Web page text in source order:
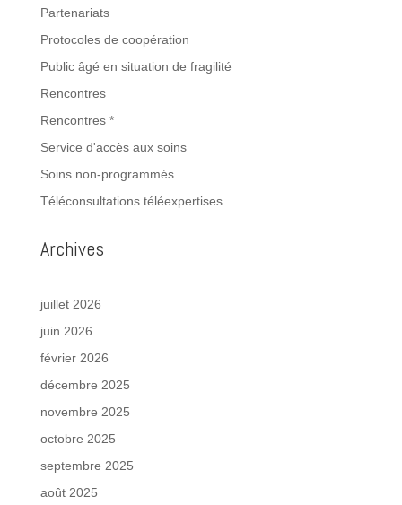
Partenariats
Protocoles de coopération
Public âgé en situation de fragilité
Rencontres
Rencontres *
Service d'accès aux soins
Soins non-programmés
Téléconsultations téléexpertises
Archives
juillet 2026
juin 2026
février 2026
décembre 2025
novembre 2025
octobre 2025
septembre 2025
août 2025